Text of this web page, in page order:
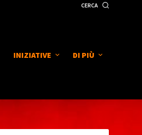
CERCA
INIZIATIVE DI PIÙ